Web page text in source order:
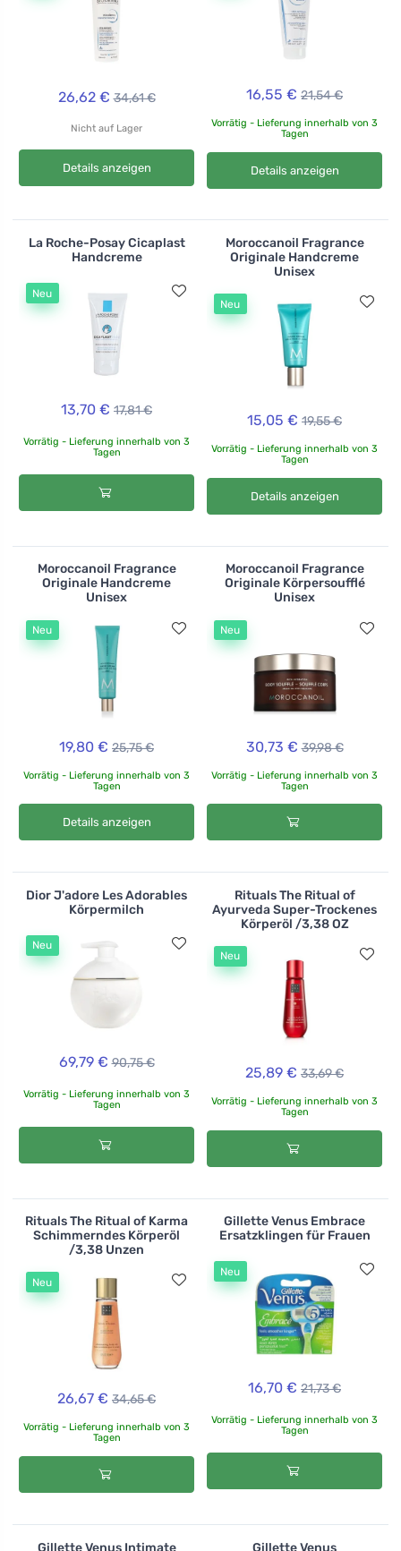
26,62 € 34,61 €
Nicht auf Lager
Details anzeigen
16,55 € 21,54 €
Vorrätig - Lieferung innerhalb von 3
Tagen
Details anzeigen
La Roche-Posay Cicaplast
Handcreme
Neu
13,70 € 17,81 €
Vorrätig - Lieferung innerhalb von 3
Tagen
Moroccanoil Fragrance
Originale Handcreme
Unisex
Neu
15,05 € 19,55 €
Vorrätig - Lieferung innerhalb von 3
Tagen
Details anzeigen
Moroccanoil Fragrance
Originale Handcreme
Unisex
Neu
19,80 € 25,75 €
Vorrätig - Lieferung innerhalb von 3
Tagen
Details anzeigen
Moroccanoil Fragrance
Originale Körpersoufflé
Unisex
Neu
30,73 € 39,98 €
Vorrätig - Lieferung innerhalb von 3
Tagen
Dior J'adore Les Adorables
Körpermilch
Neu
69,79 € 90,75 €
Vorrätig - Lieferung innerhalb von 3
Tagen
Rituals The Ritual of
Ayurveda Super-Trockenes
Körperöl /3,38 OZ
Neu
25,89 € 33,69 €
Vorrätig - Lieferung innerhalb von 3
Tagen
Rituals The Ritual of Karma
Schimmerndes Körperöl
/3,38 Unzen
Neu
26,67 € 34,65 €
Vorrätig - Lieferung innerhalb von 3
Tagen
Gillette Venus Embrace
Ersatzklingen für Frauen
Neu
16,70 € 21,73 €
Vorrätig - Lieferung innerhalb von 3
Tagen
Gillette Venus Intimate Gillette Venus